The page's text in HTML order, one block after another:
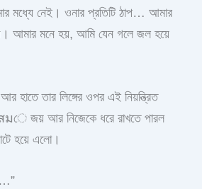
মধ্যে নেই। ওনার প্রতিটি ঠাপ… আমার
আমার মনে হয়, আমি যেন গলে জল হয়ে
হাতে তার লিঙ্গের ওপর এই নিয়ন্ত্রিত
ে জয় আর নিজেকে ধরে রাখতে পারল
হয়ে এলো।